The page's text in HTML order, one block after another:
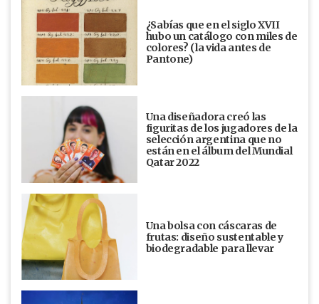
¿Sabías que en el siglo XVII
hubo un catálogo con miles de
colores? (la vida antes de
Pantone)
Una diseñadora creó las
figuritas de los jugadores de la
selección argentina que no
están en el álbum del Mundial
Qatar 2022
Una bolsa con cáscaras de
frutas: diseño sustentable y
biodegradable para llevar